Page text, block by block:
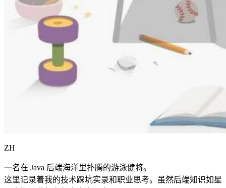
ZH
一名在 Java 后端海洋里扑腾的游泳健将。
这里记录着我的技术踩坑实录和职业思考。虽然后端知识如星